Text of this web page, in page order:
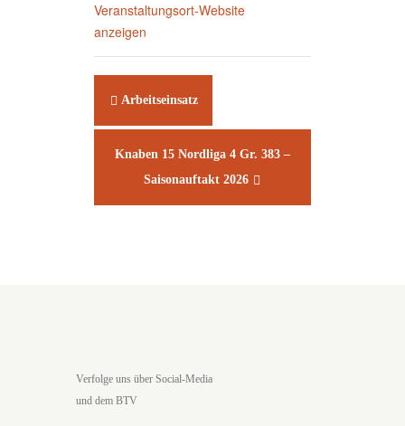
Veranstaltungsort-Website
anzeigen
Arbeitseinsatz
Knaben 15 Nordliga 4 Gr. 383 –
Saisonauftakt 2026
Verfolge uns über Social-Media
und dem BTV